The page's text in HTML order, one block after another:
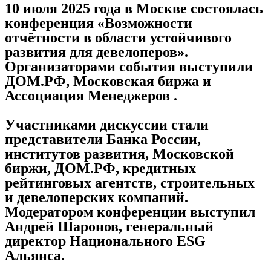
10 июля 2025 года в Москве состоялась
конференция «Возможности
отчётности в области устойчивого
развития для девелоперов».
Организаторами события выступили
ДОМ.РФ, Московская биржа и
Ассоциация Менеджеров .
Участниками дискуссии стали
представители Банка России,
институтов развития, Московской
биржи, ДОМ.РФ, кредитных
рейтинговых агентств, строительных
и девелоперских компаний.
Модератором конференции выступил
Андрей Шаронов, генеральный
директор Национального ESG
Альянса.